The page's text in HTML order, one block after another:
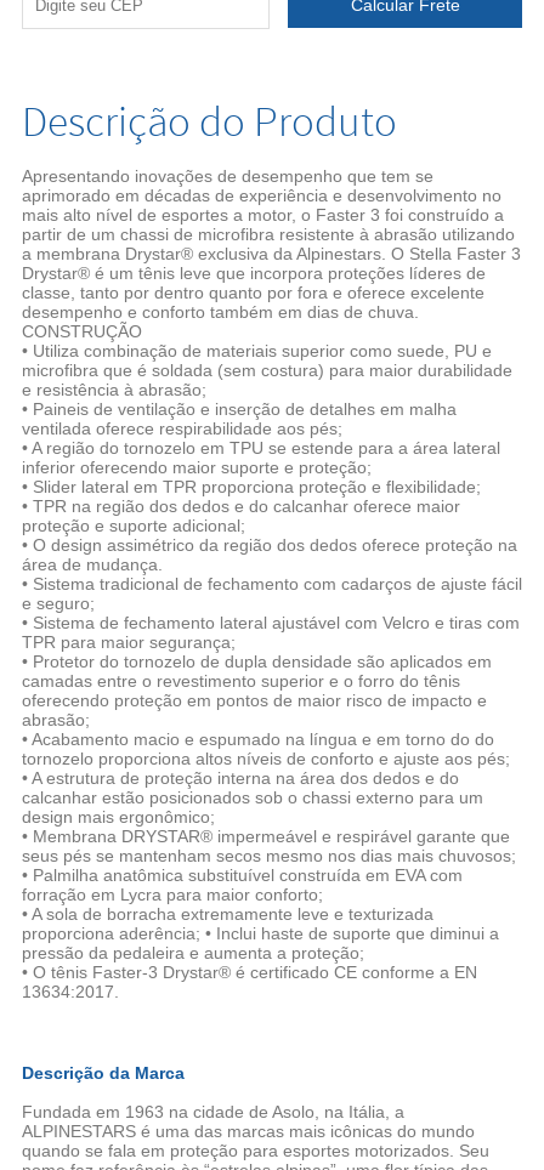
Descrição do Produto
Apresentando inovações de desempenho que tem se
aprimorado em décadas de experiência e desenvolvimento no
mais alto nível de esportes a motor, o Faster 3 foi construído a
partir de um chassi de microfibra resistente à abrasão utilizando
a membrana Drystar® exclusiva da Alpinestars. O Stella Faster 3
Drystar® é um tênis leve que incorpora proteções líderes de
classe, tanto por dentro quanto por fora e oferece excelente
desempenho e conforto também em dias de chuva.
CONSTRUÇÃO
• Utiliza combinação de materiais superior como suede, PU e
microfibra que é soldada (sem costura) para maior durabilidade
e resistência à abrasão;
• Paineis de ventilação e inserção de detalhes em malha
ventilada oferece respirabilidade aos pés;
• A região do tornozelo em TPU se estende para a área lateral
inferior oferecendo maior suporte e proteção;
• Slider lateral em TPR proporciona proteção e flexibilidade;
• TPR na região dos dedos e do calcanhar oferece maior
proteção e suporte adicional;
• O design assimétrico da região dos dedos oferece proteção na
área de mudança.
• Sistema tradicional de fechamento com cadarços de ajuste fácil
e seguro;
• Sistema de fechamento lateral ajustável com Velcro e tiras com
TPR para maior segurança;
• Protetor do tornozelo de dupla densidade são aplicados em
camadas entre o revestimento superior e o forro do tênis
oferecendo proteção em pontos de maior risco de impacto e
abrasão;
• Acabamento macio e espumado na língua e em torno do do
tornozelo proporciona altos níveis de conforto e ajuste aos pés;
• A estrutura de proteção interna na área dos dedos e do
calcanhar estão posicionados sob o chassi externo para um
design mais ergonômico;
• Membrana DRYSTAR® impermeável e respirável garante que
seus pés se mantenham secos mesmo nos dias mais chuvosos;
• Palmilha anatômica substituível construída em EVA com
forração em Lycra para maior conforto;
• A sola de borracha extremamente leve e texturizada
proporciona aderência; • Inclui haste de suporte que diminui a
pressão da pedaleira e aumenta a proteção;
• O tênis Faster-3 Drystar® é certificado CE conforme a EN
13634:2017.
Descrição da Marca
Fundada em 1963 na cidade de Asolo, na Itália, a
ALPINESTARSé uma das marcas mais icônicas do mundo
quando se fala em proteção para esportes motorizados. Seu